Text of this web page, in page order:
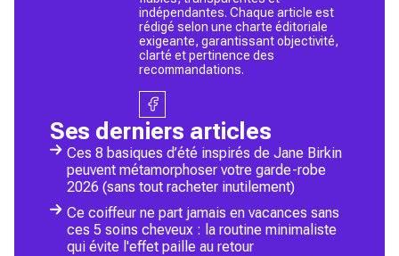
indépendantes. Chaque article est
rédigé selon une charte éditoriale
exigeante, garantissant objectivité,
clarté et pertinence des
recommandations.
Ses derniers articles
Ces 8 basiques d’été inspirés de Jane Birkin
peuvent métamorphoser votre garde-robe
2026 (sans tout racheter inutilement)
Ce coiffeur ne part jamais en vacances sans
ces 5 soins cheveux : la routine minimaliste
qui évite l'effet paille au retour